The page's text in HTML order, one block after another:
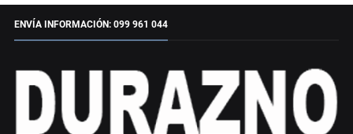
ENVÍA INFORMACIÓN: 099 961 044